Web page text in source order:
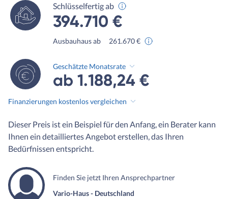
Schlüsselfertig ab
394.710 €
Ausbauhaus ab 261.670 €
Geschätzte Monatsrate
ab 1.188,24 €
Finanzierungen kostenlos vergleichen
Dieser Preis ist ein Beispiel für den Anfang, ein Berater kann
Ihnen ein detailliertes Angebot erstellen, das Ihren
Bedürfnissen entspricht.
Finden Sie jetzt Ihren Ansprechpartner
Vario-Haus - Deutschland